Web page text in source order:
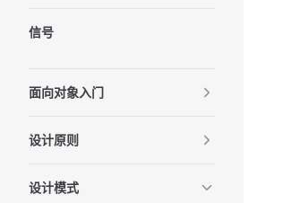
信号
面向对象入门
设计原则
设计模式